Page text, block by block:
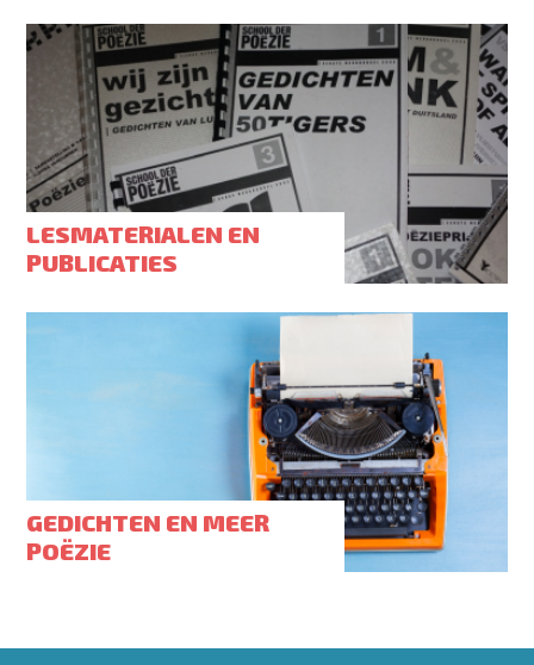
LESMATERIALEN EN
PUBLICATIES
GEDICHTEN EN MEER
POËZIE